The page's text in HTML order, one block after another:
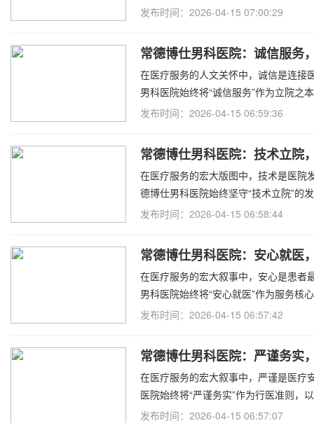
发布时间：2026-04-15 07:00:29
常德博仕男科医院：诚信服务
在医疗服务的人文关怀中，诚信是连接
男科医院始终将“诚信服务”作为立院之
发布时间：2026-04-15 06:59:36
常德博仕男科医院：技术立院
在医疗服务的宏大版图中，技术是医院
德博仕男科医院始终坚守“技术立院”的
发布时间：2026-04-15 06:58:44
常德博仕男科医院：安心就医
在医疗服务的宏大叙事中，安心是患者
男科医院始终将“安心就医”作为服务核
发布时间：2026-04-15 06:57:42
常德博仕男科医院：严谨务实
在医疗服务的宏大叙事中，严谨是医疗
医院始终将“严谨务实”作为行医准则，
发布时间：2026-04-15 06:57:07